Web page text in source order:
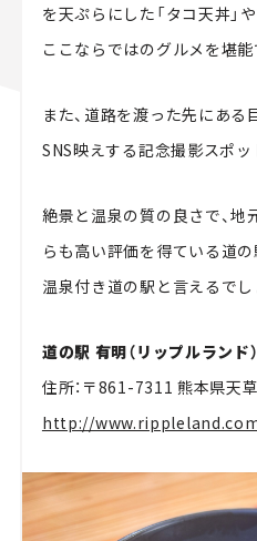
を天ぷらにした「タコ天丼」
ここならではのグルメを堪能
また、道路を渡った先にある
SNS映えする記念撮影スポッ
絶景と温泉の質の良さで、
らも高い評価を得ている道
温泉付き道の駅と言えるでし
道の駅 有明（リップルランド）
住所：〒861-7311 熊本県天
http://